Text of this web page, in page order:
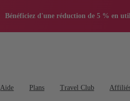
Bénéficiez d'une réduction de 5 % en
Aide Plans Travel Club